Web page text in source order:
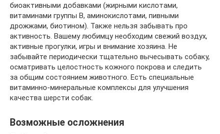
биоактивными добавками (жирными кислотами,
витаминами группы В, аминокислотами, пивными
дрожжами, биотином). Также нельзя забывать про
активность. Вашему любимцу необходим свежий воздух,
активные прогулки, игры и внимание хозяина. Не
забывайте периодически тщательно вычесывать собаку,
осматривать целостность кожного покрова и следить
за общим состоянием животного. Есть специальные
витаминно-минеральные комплексы для улучшения
качества шерсти собак.
Возможные осложнения